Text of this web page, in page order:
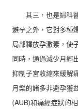
其三，也是婦科
避孕之外，它對多種
局部釋放孕激素，使
同時，通過減少月經
抑制子宮收縮來緩解
月樂的諸多非避孕獲
(AUB)和痛經症狀的